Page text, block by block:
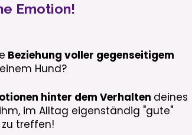
Emotion!
Beziehung voller gegenseitigem
Hund?
hinter dem Verhalten deines
im Alltag eigenständig "gute"
treffen!